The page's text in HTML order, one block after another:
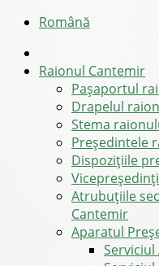
Română
Raionul Cantemir
Pașaportul
Drapelul
Stema
Preşedintele
Dispozițiile
Atrubuțiile
Cantemir
Aparatul